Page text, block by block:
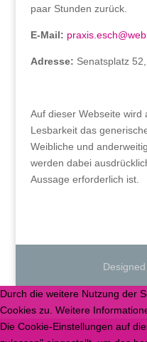
paar Stunden zurück.
E-Mail:
Adresse: Senatsplatz
Auf dieser Webseite wird
Lesbarkeit das
Weibliche und
werden dabei
Aussage erforderlich ist.
Durch die weitere Nutzung der
Cookies zu. Weitere
Die Cookie-Einstellungen auf